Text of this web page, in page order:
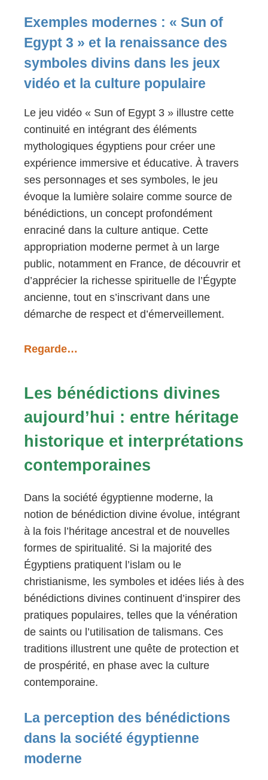
Exemples modernes : « Sun of
Egypt 3 » et la renaissance des
symboles divins dans les jeux
vidéo et la culture populaire
Le jeu vidéo « Sun of Egypt 3 » illustre cette
continuité en intégrant des éléments
mythologiques égyptiens pour créer une
expérience immersive et éducative. À travers
ses personnages et ses symboles, le jeu
évoque la lumière solaire comme source de
bénédictions, un concept profondément
enraciné dans la culture antique. Cette
appropriation moderne permet à un large
public, notamment en France, de découvrir et
d’apprécier la richesse spirituelle de l’Égypte
ancienne, tout en s’inscrivant dans une
démarche de respect et d’émerveillement.
Regarde…
Les bénédictions divines
aujourd’hui : entre héritage
historique et interprétations
contemporaines
Dans la société égyptienne moderne, la
notion de bénédiction divine évolue, intégrant
à la fois l’héritage ancestral et de nouvelles
formes de spiritualité. Si la majorité des
Égyptiens pratiquent l’islam ou le
christianisme, les symboles et idées liés à des
bénédictions divines continuent d’inspirer des
pratiques populaires, telles que la vénération
de saints ou l’utilisation de talismans. Ces
traditions illustrent une quête de protection et
de prospérité, en phase avec la culture
contemporaine.
La perception des bénédictions
dans la société égyptienne
moderne